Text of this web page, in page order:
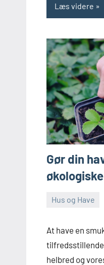
Læs videre
Gør din
Hus og Have
At have en
helbred og